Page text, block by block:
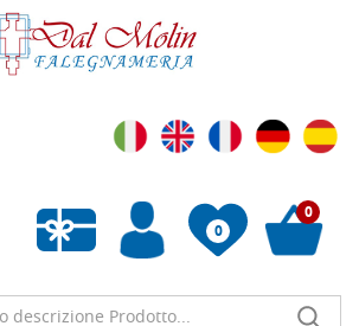
0
de souhaits vide
0